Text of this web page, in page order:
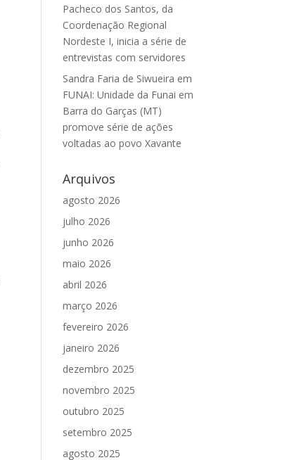
Pacheco dos Santos, da
Coordenação Regional
Nordeste I, inicia a série de
entrevistas com servidores
Sandra Faria de Siwueira em
FUNAI: Unidade da Funai em
Barra do Garças (MT)
promove série de ações
voltadas ao povo Xavante
Arquivos
agosto 2026
julho 2026
junho 2026
maio 2026
abril 2026
março 2026
fevereiro 2026
janeiro 2026
dezembro 2025
novembro 2025
outubro 2025
setembro 2025
agosto 2025